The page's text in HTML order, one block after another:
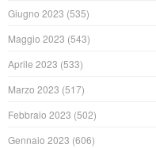
Giugno 2023 (535)
Maggio 2023 (543)
Aprile 2023 (533)
Marzo 2023 (517)
Febbraio 2023 (502)
Gennaio 2023 (606)